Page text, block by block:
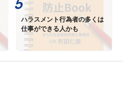
ハラスメント行為者の多くは
仕事ができる人かも